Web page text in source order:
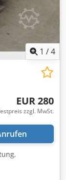
1 /4
EUR 280
zzgl. MwSt.